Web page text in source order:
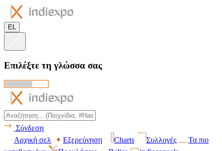
EL
Επιλέξτε τη γλώσσα σας
Σύνδεση
Αρχική σελ
Εξερεύνηση Charts Συλλογές
Τα πιο